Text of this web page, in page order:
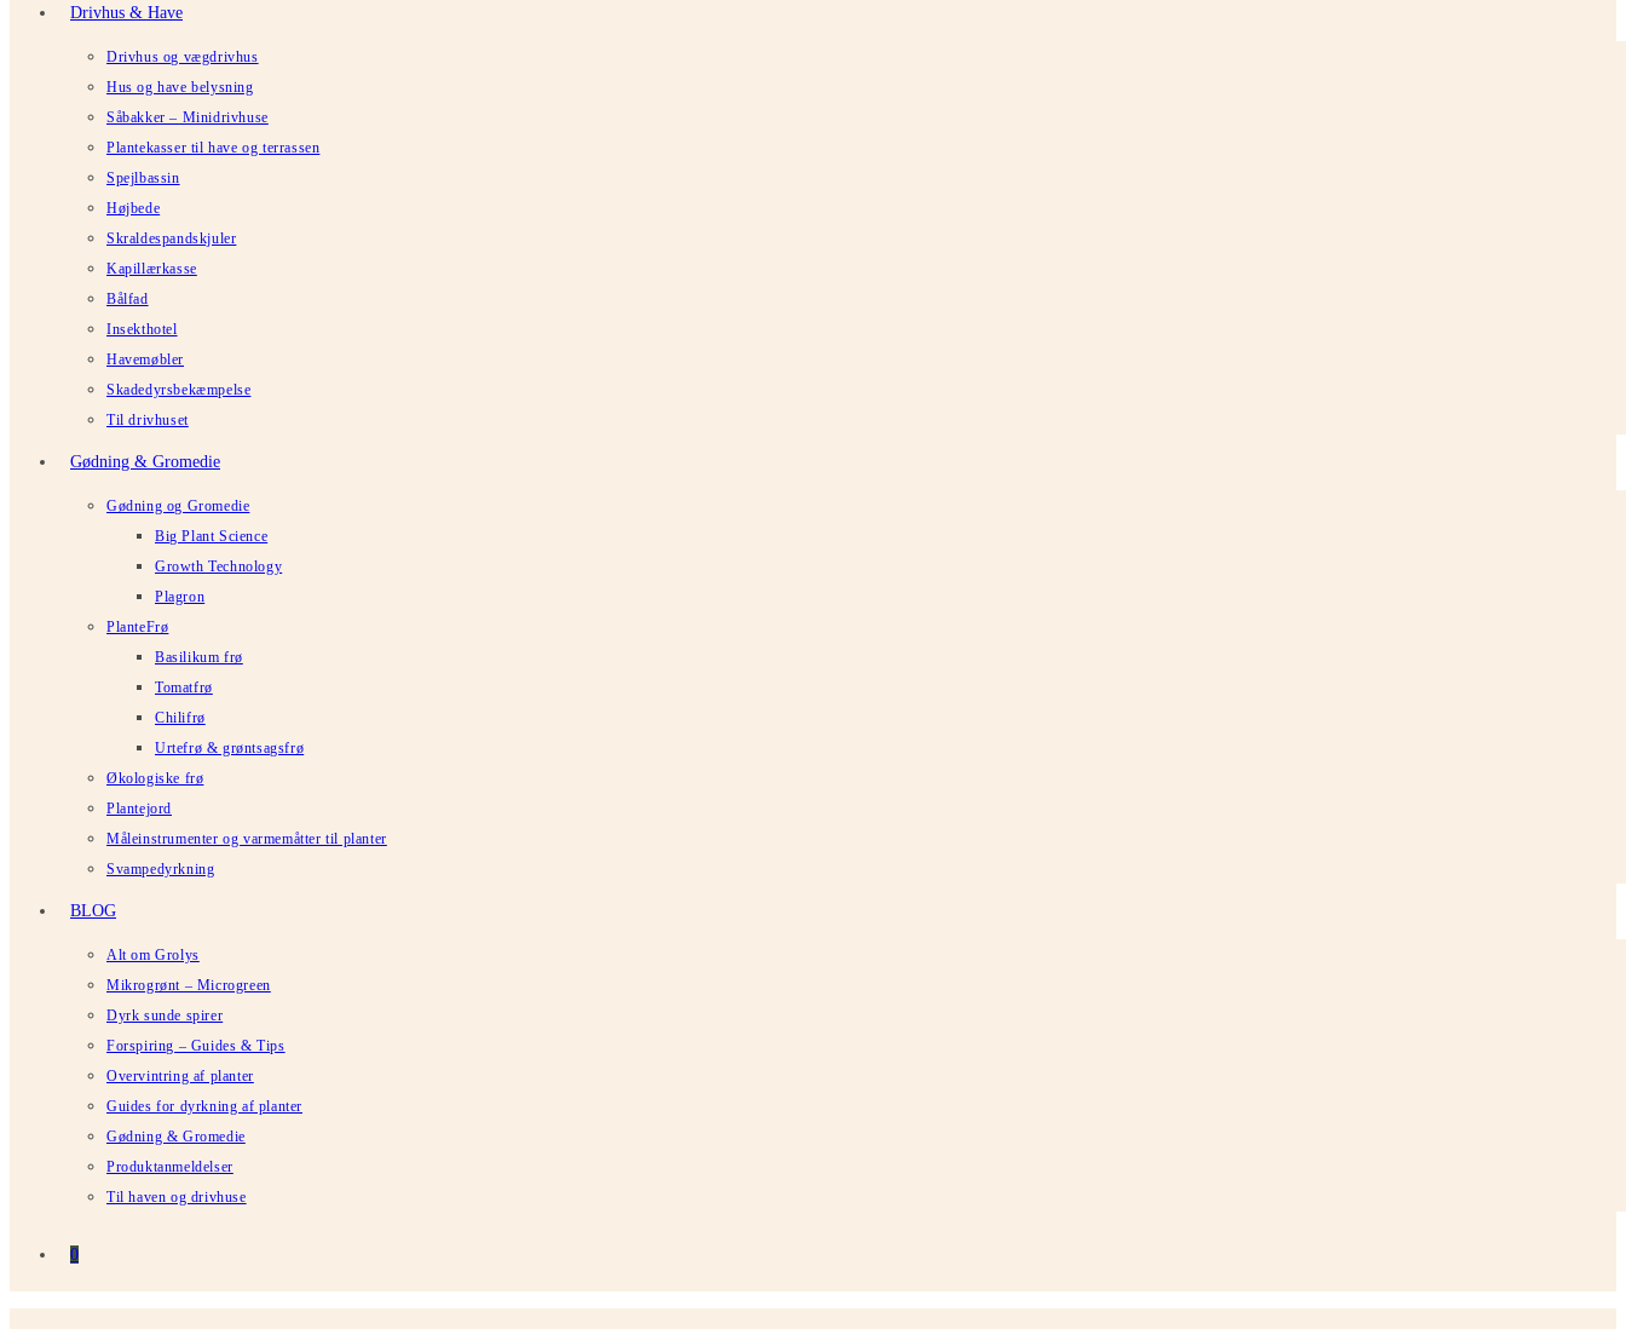
Drivhus & Have
Drivhus og vægdrivhus
Hus og have belysning
Såbakker – Minidrivhuse
Plantekasser til have og terrassen
Spejlbassin
Højbede
Skraldespandskjuler
Kapillærkasse
Bålfad
Insekthotel
Havemøbler
Skadedyrsbekæmpelse
Til drivhuset
Gødning & Gromedie
Gødning og Gromedie
Big Plant Science
Growth Technology
Plagron
PlanteFrø
Basilikum frø
Tomatfrø
Chilifrø
Urtefrø & grøntsagsfrø
Økologiske frø
Plantejord
Måleinstrumenter og varmemåtter til planter
Svampedyrkning
BLOG
Alt om Grolys
Mikrogrønt – Microgreen
Dyrk sunde spirer
Forspiring – Guides & Tips
Overvintring af planter
Guides for dyrkning af planter
Gødning & Gromedie
Produktanmeldelser
Til haven og drivhuse
0